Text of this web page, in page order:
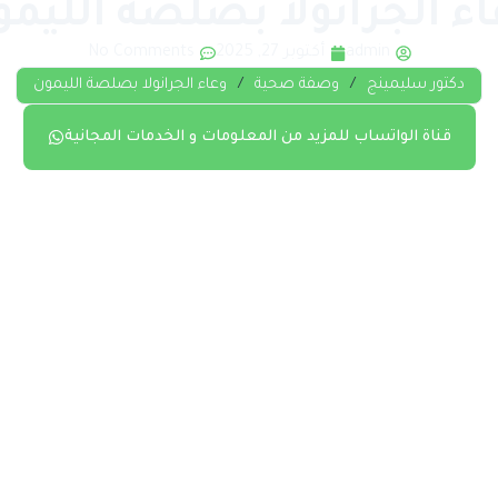
admin
دكتور سليمينج / وصفة صحية / وعاء الجرانولا بصلصة الليمون
قناة الواتساب للمزيد من المعلومات و الخدمات المجانية